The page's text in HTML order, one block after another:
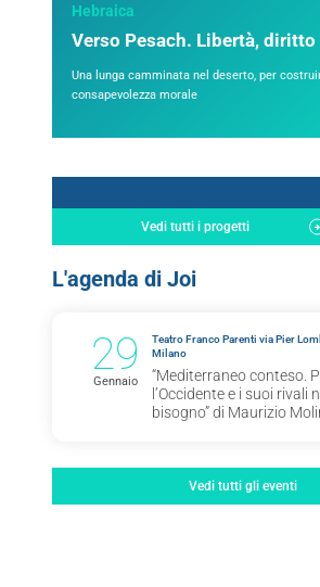
Hebraica
Verso Pesach. Libertà, diritto
Una lunga camminata nel deserto, per
consapevolezza morale
Vedi tutti i progetti
L'agenda di Joi
29
Gennaio
Teatro Franco Parenti via Pier
Milano
“Mediterraneo conteso.
l’Occidente e i suoi rivali
bisogno” di Maurizio
Vedi tutti gli eventi